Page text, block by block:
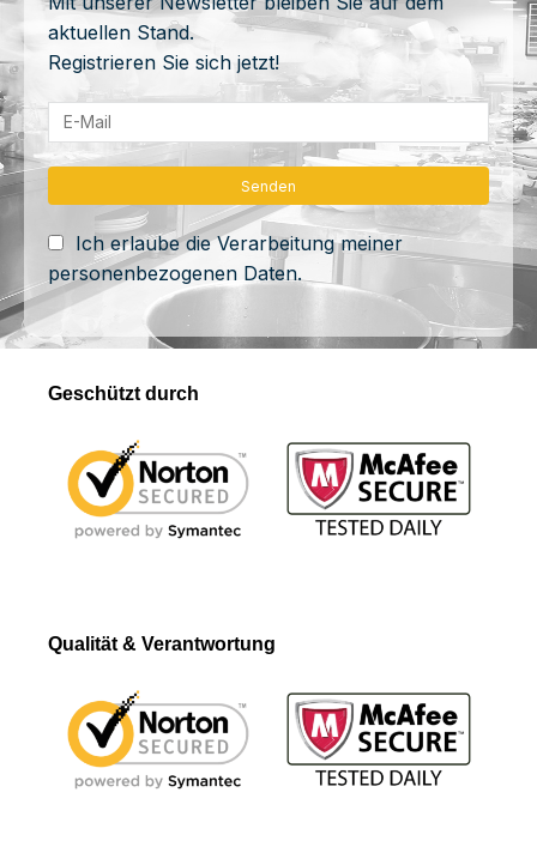
aktuellen Stand.
Registrieren Sie sich jetzt!
Ich erlaube die Verarbeitung meiner
personenbezogenen Daten.
Geschützt durch
Qualität & Verantwortung